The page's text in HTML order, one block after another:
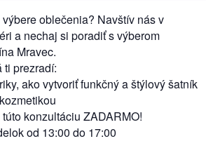
oblečenia? Navštív nás v
a nechaj si poradiť s výberom
Mravec.
ti prezradí:
ako vytvoriť funkčný a štýlový šatník
konzultáciu ZADARMO!
od 13:00 do 17:00